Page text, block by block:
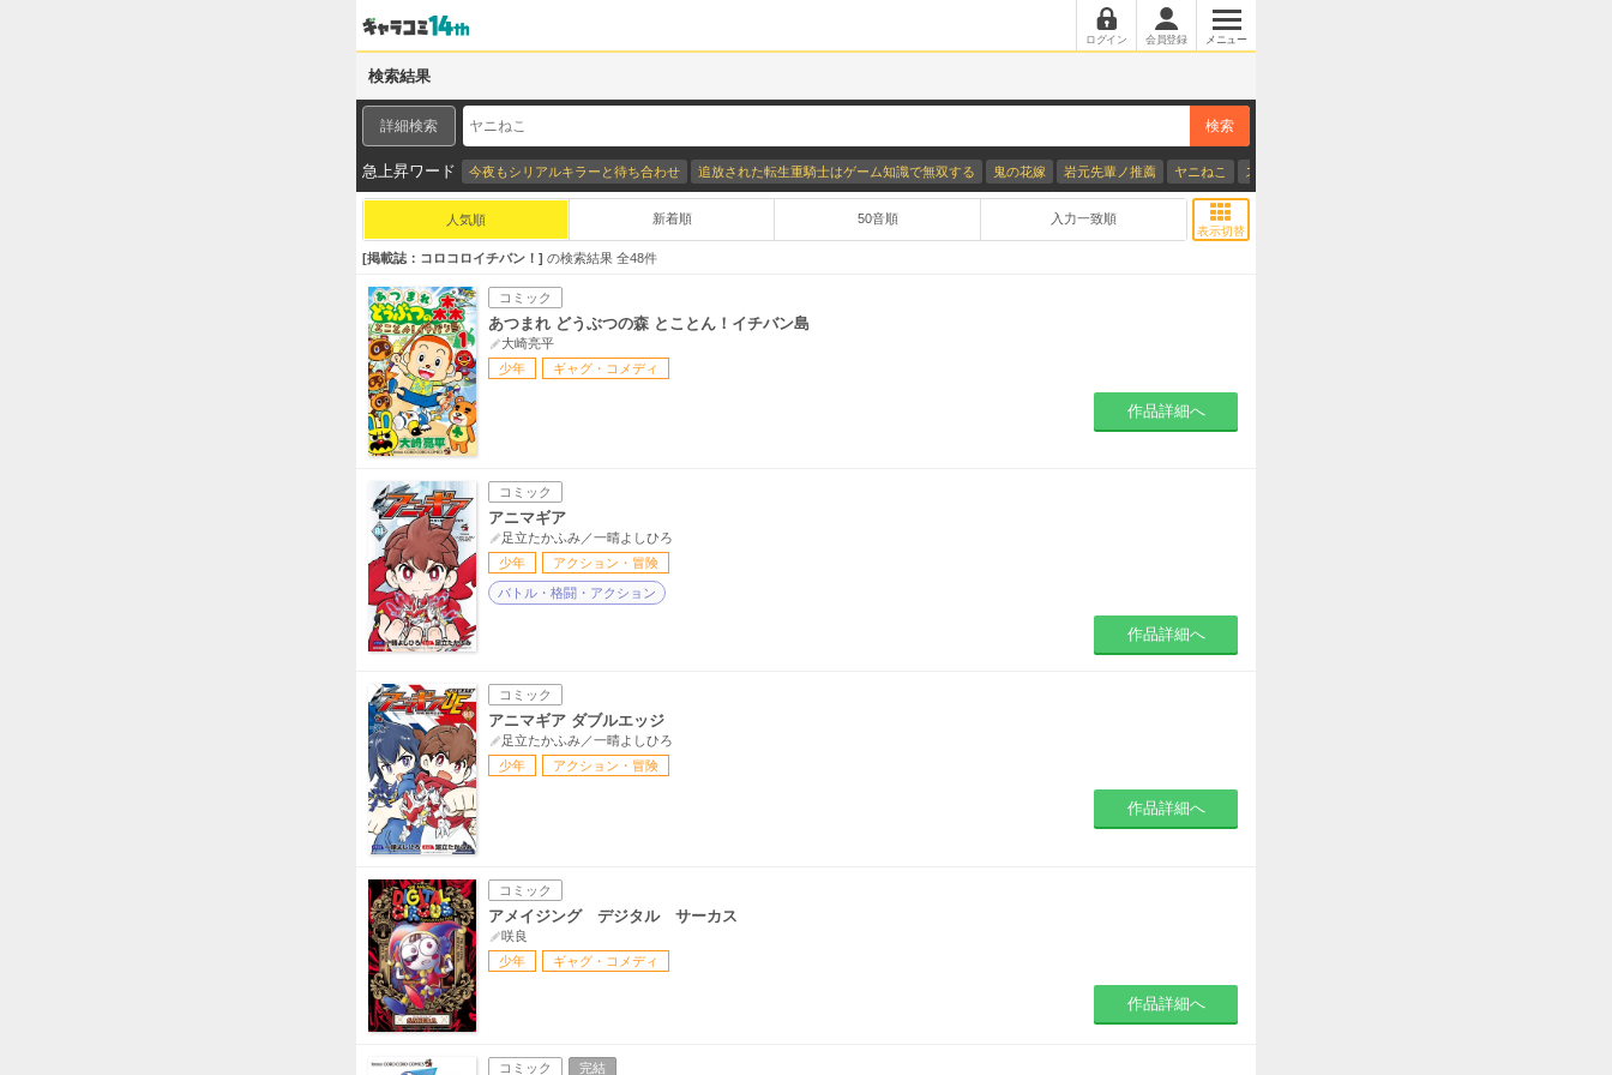
ログイン 会員登録 メニュー
検索結果
詳細検索 検索
急上昇ワード 今夜もシリアルキラーと待ち合わせ 追放された転生重騎士はゲーム知識で無双する 鬼の花嫁 岩元先輩ノ推薦 ヤニねこ スーパーの裏でヤニ吸うふたり
人気順 新着順 50音順 入力一致順 表紙のみに変更
表示切替
掲載誌：コロコロイチバン！ の検索結果 全48件
コミック
あつまれ どうぶつの森 とことん！イチバン島
大崎亮平
少年
ギャグ・コメディ
作品詳細へ
コミック
アニマギア
足立たかふみ／一晴よしひろ
少年
アクション・冒険
バトル・格闘・アクション
作品詳細へ
コミック
アニマギア ダブルエッジ
足立たかふみ／一晴よしひろ
少年
アクション・冒険
作品詳細へ
コミック
アメイジング デジタル サーカス
咲良
少年
ギャグ・コメディ
作品詳細へ
コミック 完結